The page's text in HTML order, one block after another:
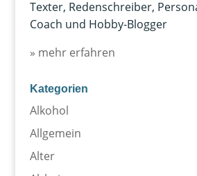
Texter, Redenschreiber,
Coach und Hobby-Blogger
» mehr erfahren
Kategorien
Alkohol
Allgemein
Alter